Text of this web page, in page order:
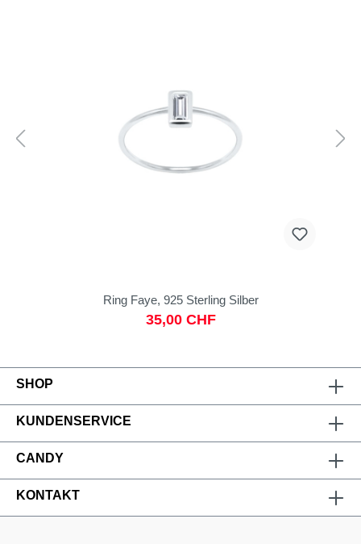
Ring Faye, 925 Sterling Silber
35,00 CHF
KONTAKT
SHOP
KUNDENSERVICE
CANDY